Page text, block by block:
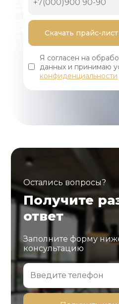
Я согласен на
данных и принимаю
конфиденциальности
Остались вопросы?
Получите
ответ
Заполните форму
консультацию